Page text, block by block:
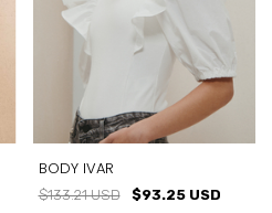
BODY IVAR
$133.21 USD $93.25 USD